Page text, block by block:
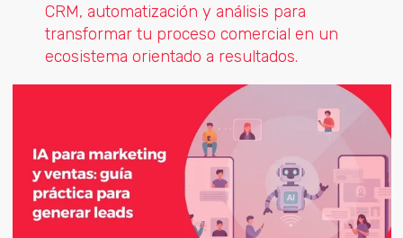
CRM, automatización y análisis para
transformar tu proceso comercial en un
ecosistema orientado a resultados.